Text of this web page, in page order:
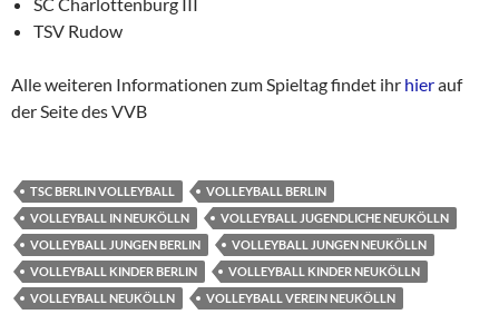
SC Charlottenburg III
TSV Rudow
Alle weiteren Informationen zum Spieltag findet ihr hierauf
der Seite des VVB
TSC BERLIN VOLLEYBALL
VOLLEYBALL BERLIN
VOLLEYBALL IN NEUKÖLLN
VOLLEYBALL JUGENDLICHE NEUKÖLLN
VOLLEYBALL JUNGEN BERLIN
VOLLEYBALL JUNGEN NEUKÖLLN
VOLLEYBALL KINDER BERLIN
VOLLEYBALL KINDER NEUKÖLLN
VOLLEYBALL NEUKÖLLN
VOLLEYBALL VEREIN NEUKÖLLN